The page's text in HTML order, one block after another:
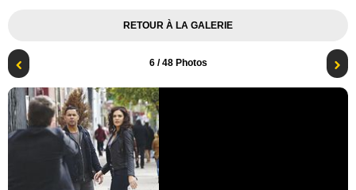
RETOUR À LA GALERIE
6/ 48 Photos